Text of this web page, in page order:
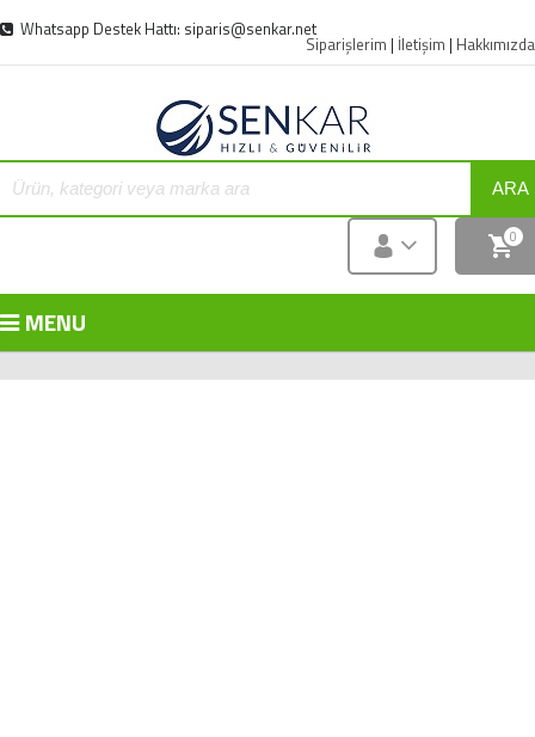
Whatsapp Destek Hattı: siparis@senkar.net
Siparişlerim | İletişim | Hakkımızda
ARA
0
MENU